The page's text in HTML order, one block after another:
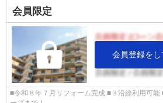
会員限定
会員登録を
■令和８年７月リフォーム完成 ■３沿線利用可